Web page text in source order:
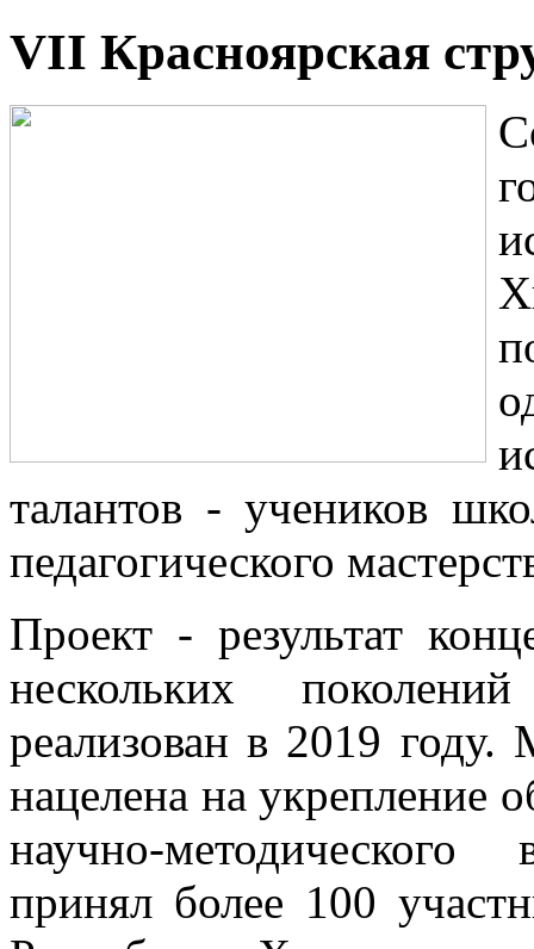
VII Красноярская
талантов - учеников
педагогического
Проект - результат
нескольких
реализован в 2019
нацелена на укрепление
научно-
принял более 100